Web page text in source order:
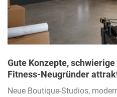
Gute Konzepte,
Fitness-Neugründer
Neue Boutique-Studios,